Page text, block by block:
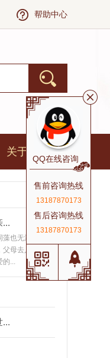
帮助中心
关于我们
...
也无法诠释父
母去人生只剩
的...
...
QQ在线咨询
售前咨询热线
13187870173
售后咨询热线
13187870173